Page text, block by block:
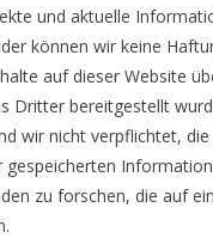
und aktuelle
können wir keine
auf dieser Website
Dritter bereitgestellt
wir nicht verpflichtet,
zu forschen, die auf